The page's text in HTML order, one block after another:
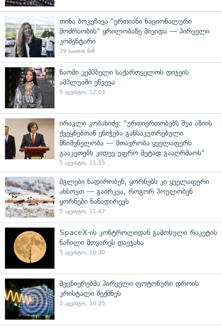
თინა ბოკუჩავა "ერთიანი ნაციონალური
მოძრაობის" ყრილობაზე მივიდა — პირველი
კომენტარი
19 საათის წინ
ნაომი კემპბელი საქართველოს დიჯეის
ამპლუაში ეწვევა
5 აგვისტო, 12:03
ირაკლი კობახიძე: "ურთიერთობებს შუა აზიის
ქვეყნებთან ენიჭება განსაკუთრებული
მნიშვნელობა — მთავრობა ყველაფერს
გააკეთებს კიდევ უფრო მეტად გააღრმაოს"
5 აგვისტო, 11:55
მგლები ნადირობენ, ყორნებს კი ყველაფერი
ახსოვთ — გაირკვა, როგორ პოულობენ
ყორნები ნანადირევს
5 აგვისტო, 11:47
SpaceX-ის კონტროლიდან გამოსული რაკეტის
ნაწილი მთვარეს დაეჯახა
5 აგვისტო, 10:30
მეცნიერებმა პირველი ფოტონური დროის
კრისტალი შექმნეს
5 აგვისტო, 10:25